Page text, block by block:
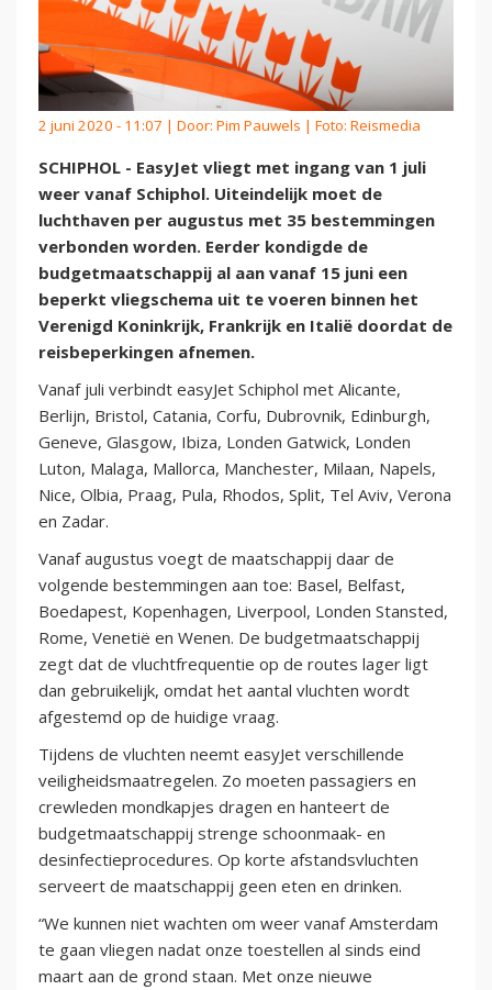
2 juni 2020 - 11:07 | Door: Pim Pauwels | Foto: Reismedia
SCHIPHOL - EasyJet vliegt met ingang van 1 juli
weer vanaf Schiphol. Uiteindelijk moet de
luchthaven per augustus met 35 bestemmingen
verbonden worden. Eerder kondigde de
budgetmaatschappij al aan vanaf 15 juni een
beperkt vliegschema uit te voeren binnen het
Verenigd Koninkrijk, Frankrijk en Italië doordat de
reisbeperkingen afnemen.
Vanaf juli verbindt easyJet Schiphol met Alicante,
Berlijn, Bristol, Catania, Corfu, Dubrovnik, Edinburgh,
Geneve, Glasgow, Ibiza, Londen Gatwick, Londen
Luton, Malaga, Mallorca, Manchester, Milaan, Napels,
Nice, Olbia, Praag, Pula, Rhodos, Split, Tel Aviv, Verona
en Zadar.
Vanaf augustus voegt de maatschappij daar de
volgende bestemmingen aan toe: Basel, Belfast,
Boedapest, Kopenhagen, Liverpool, Londen Stansted,
Rome, Venetië en Wenen. De budgetmaatschappij
zegt dat de vluchtfrequentie op de routes lager ligt
dan gebruikelijk, omdat het aantal vluchten wordt
afgestemd op de huidige vraag.
Tijdens de vluchten neemt easyJet verschillende
veiligheidsmaatregelen. Zo moeten passagiers en
crewleden mondkapjes dragen en hanteert de
budgetmaatschappij strenge schoonmaak- en
desinfectieprocedures. Op korte afstandsvluchten
serveert de maatschappij geen eten en drinken.
“We kunnen niet wachten om weer vanaf Amsterdam
te gaan vliegen nadat onze toestellen al sinds eind
maart aan de grond staan. Met onze nieuwe